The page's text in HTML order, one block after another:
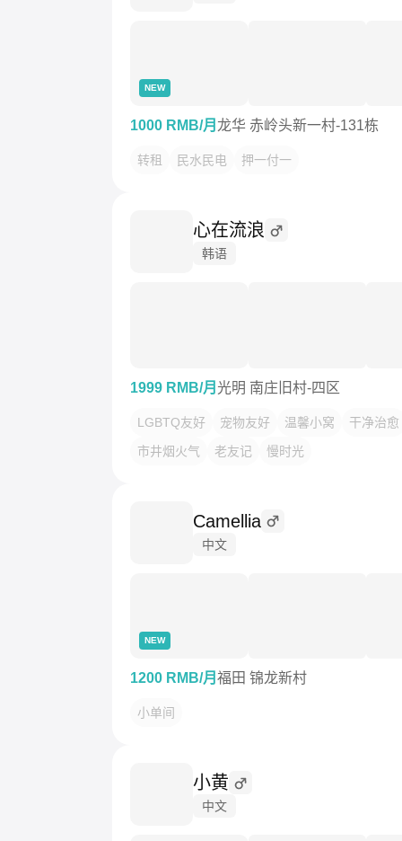
NEW
1000 RMB/月 龙华 赤岭头新一村-131栋
转租 民水民电 押一付一
心在流浪
韩语
1999 RMB/月 光明 南庄旧村-四区
LGBTQ友好 宠物友好 温馨小窝
干净治愈
市井烟火气
老友记 慢时光
Camellia
中文
NEW
1200 RMB/月 福田 锦龙新村
小单间
小黄
中文